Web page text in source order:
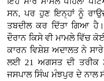
ਸਨ, ਪਰ ਹੁਣ ਇਨ੍ਹਾਂ ਨੂੰ
ਤਬਦੀਲ ਕਰ ਦਿੱਤਾ ਗਿਆ
ਦੌਰਾਨ ਕਿਸੇ ਵੀ ਮਾਮਲੇ ਵਿੱਚ
ਕਾਰਨ ਵਿਸ਼ੇਸ਼ ਅਦਾਲਤ ਨੇ
ਲਈ 21 ਅਗਸਤ ਦੀ ਤਰੀਕ
ਜਸਪਾਲ ਸਿੰਘ ਮੰਝਪੁਰ ਦੇ ਨਾਲ